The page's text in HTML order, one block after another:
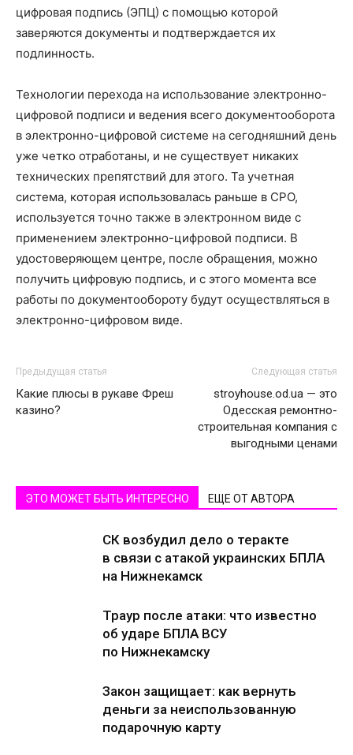
цифровая подпись (ЭПЦ) с помощью которой
заверяются документы и подтверждается их
подлинность.
Технологии перехода на использование электронно-
цифровой подписи и ведения всего документооборота
в электронно-цифровой системе на сегодняшний день
уже четко отработаны, и не существует никаких
технических препятствий для этого. Та учетная
система, которая использовалась раньше в СРО,
используется точно также в электронном виде с
применением электронно-цифровой подписи. В
удостоверяющем центре, после обращения, можно
получить цифровую подпись, и с этого момента все
работы по документообороту будут осуществляться в
электронно-цифровом виде.
Предыдущая статья
Какие плюсы в рукаве Фреш
казино?
Следующая статья
stroyhouse.od.ua — это
Одесская ремонтно-
строительная компания с
выгодными ценами
ЭТО МОЖЕТ БЫТЬ ИНТЕРЕСНО ЕЩЕ ОТ АВТОРА
СК возбудил дело о теракте
в связи с атакой украинских БПЛА
на Нижнекамск
Траур после атаки: что известно
об ударе БПЛА ВСУ
по Нижнекамску
Закон защищает: как вернуть
деньги за неиспользованную
подарочную карту